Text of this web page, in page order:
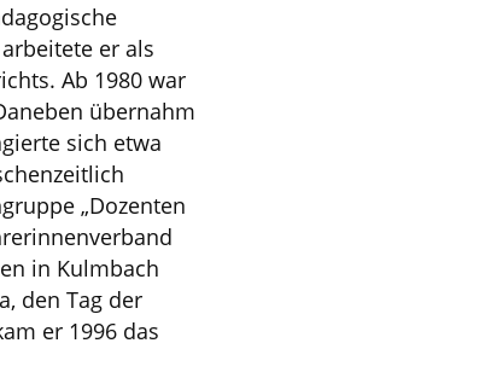
er als
Ab 1980 war
übernahm
sich etwa
„Dozenten
in Kulmbach
den Tag der
er 1996 das